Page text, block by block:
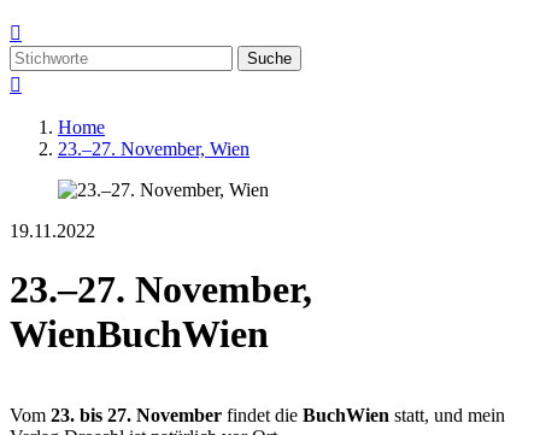

Suche

Home
23.–27. November, Wien
19.11.2022
23.–27. November,
WienBuchWien
Vom 23. bis 27. November findet die BuchWien statt, und mein